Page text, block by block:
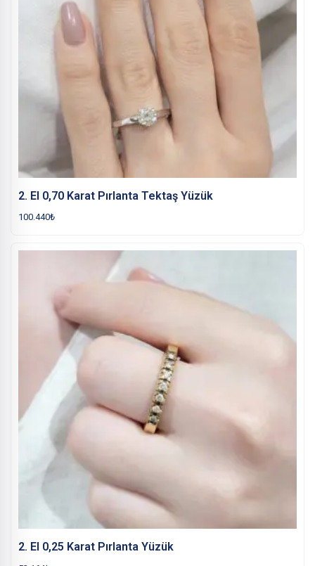
2. El 0,70 Karat Pırlanta Tektaş Yüzük
100.440₺
2. El 0,25 Karat Pırlanta Yüzük